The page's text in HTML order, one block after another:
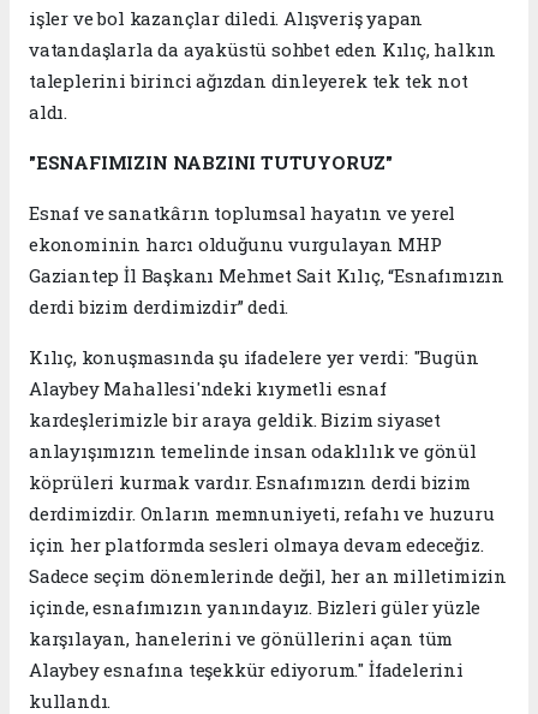
işler ve bol kazançlar diledi. Alışveriş yapan
vatandaşlarla da ayaküstü sohbet eden Kılıç, halkın
taleplerini birinci ağızdan dinleyerek tek tek not
aldı.
"ESNAFIMIZIN NABZINI TUTUYORUZ"
Esnaf ve sanatkârın toplumsal hayatın ve yerel
ekonominin harcı olduğunu vurgulayan MHP
Gaziantep İl Başkanı Mehmet Sait Kılıç, “Esnafımızın
derdi bizim derdimizdir” dedi.
Kılıç, konuşmasında şu ifadelere yer verdi: "Bugün
Alaybey Mahallesi'ndeki kıymetli esnaf
kardeşlerimizle bir araya geldik. Bizim siyaset
anlayışımızın temelinde insan odaklılık ve gönül
köprüleri kurmak vardır. Esnafımızın derdi bizim
derdimizdir. Onların memnuniyeti, refahı ve huzuru
için her platformda sesleri olmaya devam edeceğiz.
Sadece seçim dönemlerinde değil, her an milletimizin
içinde, esnafımızın yanındayız. Bizleri güler yüzle
karşılayan, hanelerini ve gönüllerini açan tüm
Alaybey esnafına teşekkür ediyorum." İfadelerini
kullandı.